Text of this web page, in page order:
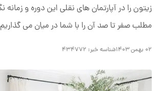
زیتون را در آپارتمان های نقلی این دوره و
مطلب صفر تا صد آن را با شما در میان می
۰۲ بهمن ۱۴۰۳ شناسه خبر: ۴۳۴۷۷۲